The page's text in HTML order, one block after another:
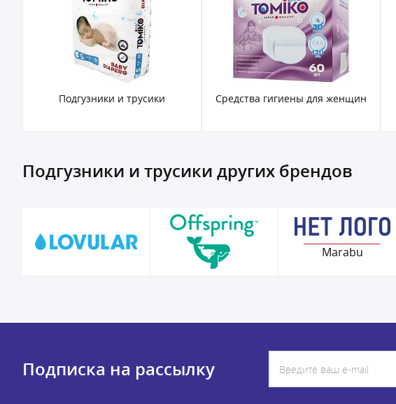
Подгузники и трусики Средства гигиены для женщин
Подгузники и трусики других брендов
Marabu
Подписка на рассылку